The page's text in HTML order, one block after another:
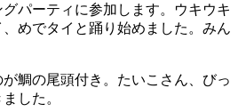
パーティに参加します。ウキウキ
めでタイと踊り始めました。みん
鯛の尾頭付き。たいこさん、びっ
した。